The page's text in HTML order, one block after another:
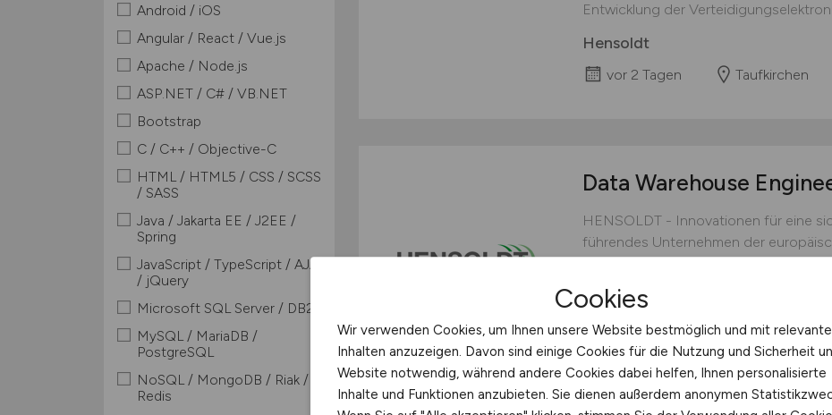
Android / iOS
Angular / React / Vue.js
Apache / Node.js
ASP.NET / C# / VB.NET
Bootstrap
C / C++ / Objective-C
HTML / HTML5 / CSS / SCSS
/ SASS
Java / Jakarta EE / J2EE /
Spring
JavaScript / TypeScript / AJAX
/ jQuery
Microsoft SQL Server / DB2
MySQL / MariaDB /
PostgreSQL
NoSQL / MongoDB / Riak /
Redis
Entwicklung der
Hensoldt
vor 2 Tagen Taufkirchen
Data Warehouse
HENSOLDT - Innovationen für eine
führendes Unternehmen der
globaler Reichweite. Das
München entwickelt Sensor-
Sicherheitsanwendungen. Als
Entwicklung der
Hensoldt
vor 2 Tagen Taufkirchen,
Cookies
Wir verwenden Cookies, um Ihnen unsere Website bestmöglich und mit
Inhalten anzuzeigen. Davon sind einige Cookies für die Nutzung und Sicherheit
Website notwendig, während andere Cookies dabei helfen, Ihnen personalisierte
Inhalte und Funktionen anzubieten. Sie dienen außerdem anonymen